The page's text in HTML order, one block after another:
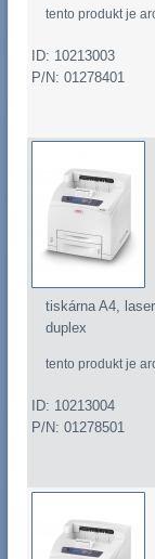
tento produkt je
ID: 10213003
P/N: 01278401
tiskárna A4,
duplex
tento produkt je
ID: 10213004
P/N: 01278501